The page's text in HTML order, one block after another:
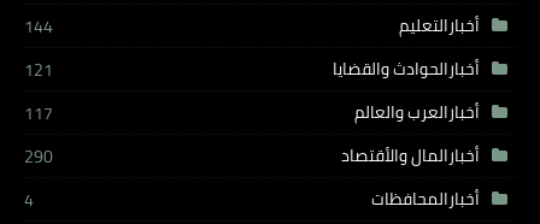
أخبارالتعليم
144
أخبارالحوادث والقضايا
121
أخبارالعرب والعالم
117
أخبارالمال والأقتصاد
290
أخبارالمحافظات
4